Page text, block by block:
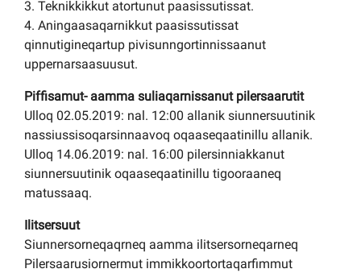
3. Teknikkikkut atortunut paasissutissat.
4. Aningaasaqarnikkut paasissutissat
qinnutigineqartup pivisunngortinnissaanut
uppernarsaasuusut.
Piffisamut- aamma suliaqarnissanut pilersaarutit
Ulloq 02.05.2019: nal. 12:00 allanik siunnersuutinik
nassiussisoqarsinnaavoq oqaaseqaatinillu allanik.
Ulloq 14.06.2019: nal. 16:00 pilersinniakkanut
siunnersuutinik oqaaseqaatinillu tigooraaneq
matussaaq.
Ilitsersuut
Siunnersorneqaqrneq aamma ilitsersorneqarneq
Pilersaarusiornermut immikkoortortaqarfimmut